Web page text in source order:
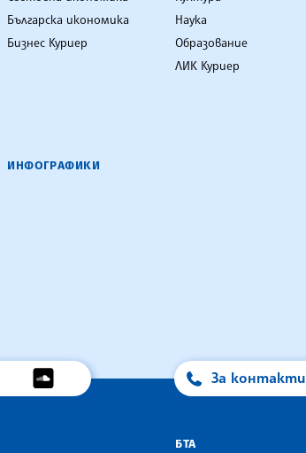
Българска икономика
Бизнес Куриер
Наука
Образование
ЛИК Куриер
ИНФОГРАФИКИ
За контакти
БТА